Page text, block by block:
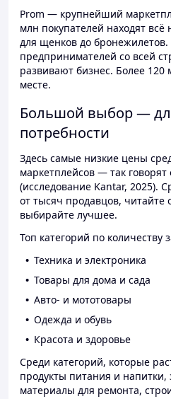
Prom — крупнейший
млн покупателей находят
для щенков до бронежилетов.
предпринимателей со всей
развивают бизнес. Более 120
месте.
Большой выбор —
потребности
Здесь самые низкие цены
маркетплейсов — так говорят
(исследование Kantar, 2025).
от тысяч продавцов, читайте
выбирайте лучшее.
Топ категорий по количеству
Техника и электроника
Товары для дома и сада
Авто- и мототовары
Одежда и обувь
Красота и здоровье
Среди категорий, которые
продукты питания и
материалы для ремонта,